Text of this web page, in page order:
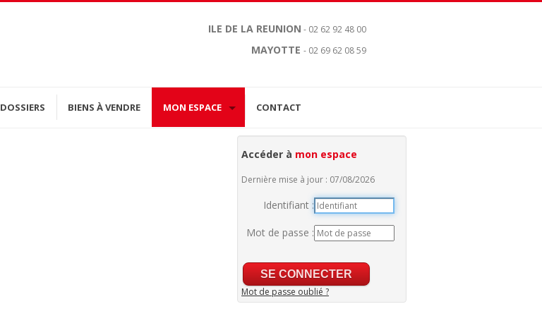
ILE DE LA REUNION - 02 62 92 48 00
MAYOTTE- 02 69 62 08 59
DOSSIERS BIENS À VENDRE MON ESPACE CONTACT
Accéder à mon espace
Dernière mise à jour : 07/08/2026
Identifiant :
Mot de passe :
Mot de passe oublié ?